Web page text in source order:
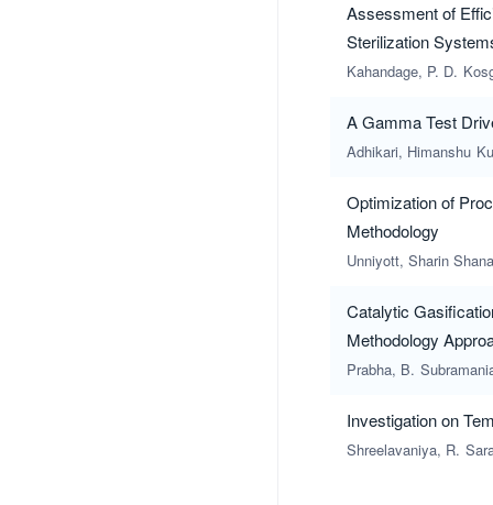
Assessment of
Sterilization
Kahandage, P. D.
A Gamma Test
Adhikari, Himanshu
Optimization of
Methodology
Unniyott, Sharin Shana
Catalytic
Methodology
Prabha, B.
Investigation on
Shreelavaniya, R.